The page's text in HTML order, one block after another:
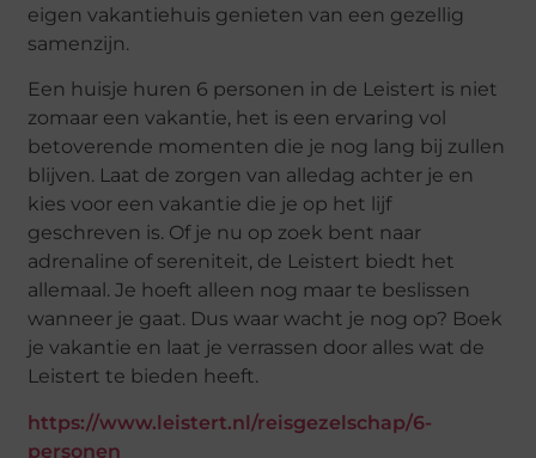
eigen vakantiehuis genieten van een gezellig
samenzijn.
Een huisje huren 6 personen in de Leistert is niet
zomaar een vakantie, het is een ervaring vol
betoverende momenten die je nog lang bij zullen
blijven. Laat de zorgen van alledag achter je en
kies voor een vakantie die je op het lijf
geschreven is. Of je nu op zoek bent naar
adrenaline of sereniteit, de Leistert biedt het
allemaal. Je hoeft alleen nog maar te beslissen
wanneer je gaat. Dus waar wacht je nog op? Boek
je vakantie en laat je verrassen door alles wat de
Leistert te bieden heeft.
https://www.leistert.nl/reisgezelschap/6-
personen